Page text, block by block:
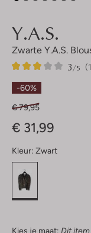
Y.a.s.
Zwarte Y.a.s.
3/5
1
3
Sterren
-60%
€ 79,95
€ 31,99
Kleur: Zwart
Kies je maat: Dit